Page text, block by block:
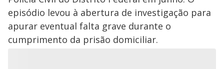
episódio levou à abertura de investigação para
apurar eventual falta grave durante o
cumprimento da prisão domiciliar.